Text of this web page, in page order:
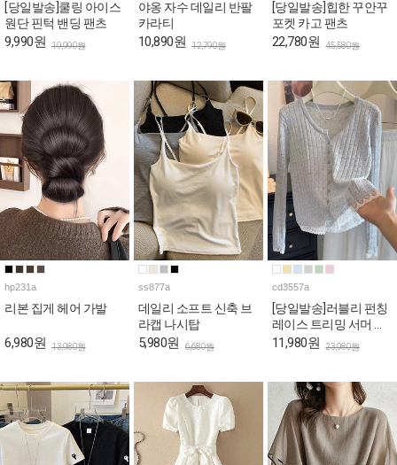
[당일발송]쿨링 아이스
원단 핀턱 밴딩 팬츠
9,990원 19,990원
야옹 자수 데일리 반팔
카라티
10,890원 12,790원
[당일발송]힙한 꾸안꾸
포켓 카고 팬츠
22,780원 45,580원
hp231a
리본 집게 헤어 가발
6,980원 13,980원
ss877a
데일리 소프트 신축 브
라캡 나시탑
5,980원 6,680원
cd3557a
[당일발송]러블리 펀칭
레이스 트리밍 서머 가
디건
11,980원 23,980원